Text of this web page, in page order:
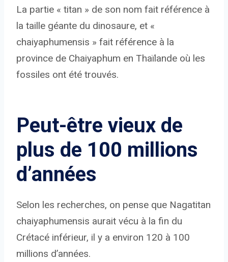
La partie « titan » de son nom fait référence à
la taille géante du dinosaure, et «
chaiyaphumensis » fait référence à la
province de Chaiyaphum en Thaïlande où les
fossiles ont été trouvés.
Peut-être vieux de
plus de 100 millions
d’années
Selon les recherches, on pense que Nagatitan
chaiyaphumensis aurait vécu à la fin du
Crétacé inférieur, il y a environ 120 à 100
millions d’années.